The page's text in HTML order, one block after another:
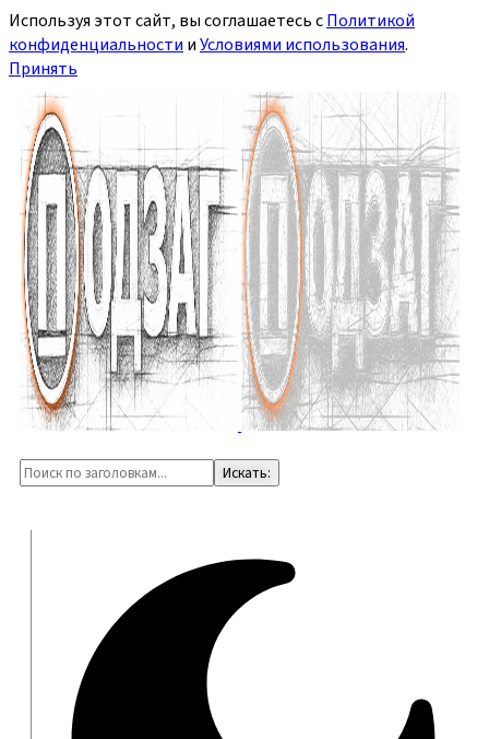
Используя этот сайт, вы соглашаетесь сПолитикой
конфиденциальности иУсловиями использования.
Принять